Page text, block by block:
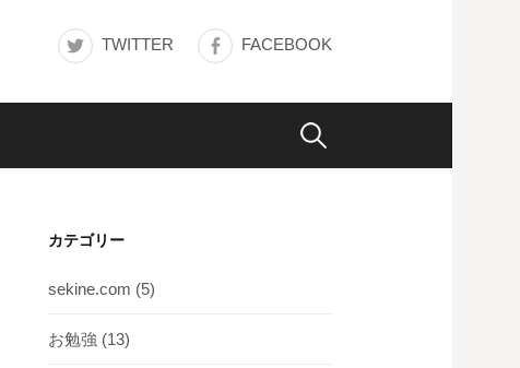
TWITTER FACEBOOK
検
カテゴリー
sekine.com (5)
お勉強 (13)